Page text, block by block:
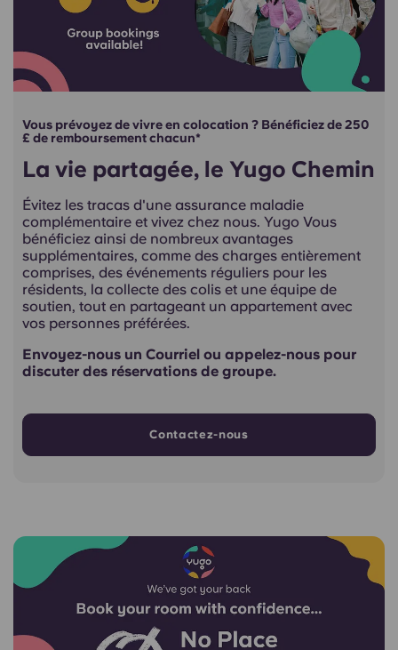
Vous prévoyez de vivre en colocation ? Bénéficiez de 250
£ de remboursement chacun*
La vie partagée, le Yugo Chemin
Évitez les tracas d'une assurance maladie
complémentaire et vivez chez nous. Yugo Vous
bénéficiez ainsi de nombreux avantages
supplémentaires, comme des charges entièrement
comprises, des événements réguliers pour les
résidents, la collecte des colis et une équipe de
soutien, tout en partageant un appartement avec
vos personnes préférées.
Envoyez-nous un Courriel ou appelez-nous pour
discuter des réservations de groupe.
Contactez-nous